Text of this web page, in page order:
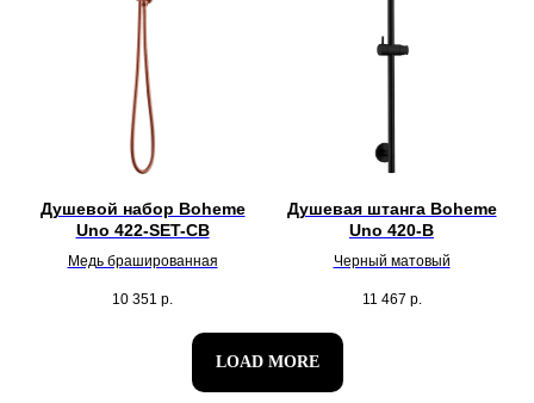
Душевой набор Boheme
Uno 422-SET-CB
Медь брашированная
10 351 р.
Душевая штанга Boheme
Uno 420-B
Черный матовый
11 467 р.
LOAD MORE